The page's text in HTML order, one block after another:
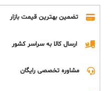
تضمین بهترین قیمت بازار
ارسال کالا به سراسر کشور
مشاوره تخصصی رایگان